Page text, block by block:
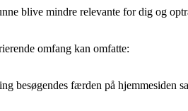
blive mindre relevante for dig og
omfang kan omfatte:
besøgendes færden på hjemmesiden